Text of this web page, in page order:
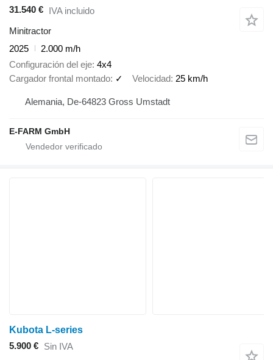
31.540 € IVA incluido
Minitractor
2025
2.000 m/h
Configuración del eje 4x4
Cargador frontal montado ✓ Velocidad 25 km/h
Alemania, De-64823 Gross Umstadt
E-FARM GmbH
Kubota L-series
5.900 € Sin IVA